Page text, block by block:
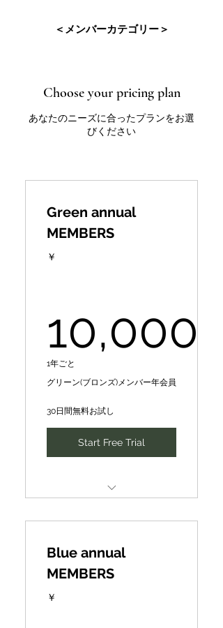
＜メンバーカテゴリー＞
Choose your pricing plan
あなたのニーズに合ったプランをお選
びください
Green annual
MEMBERS
￥
10,000
10,000￥
1年ごと
グリーン(ブロンズ)メンバー年会員
30日間無料お試し
Start Free Trial
[Mentoring] 10,000 yen per
[premium price] for 3 times
a year
Blue annual
MEMBERS
￥